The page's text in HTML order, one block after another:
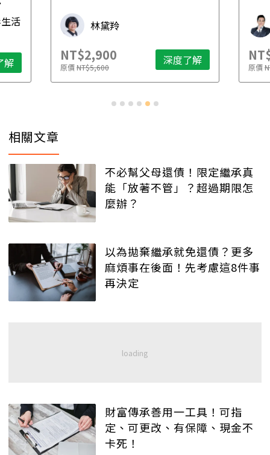
林黛羚
NT$2,900
原價 深度了解
財稅專家
NT$2,500
原價NT$4,888
相關文章
不必幫父母還債！限定繼承真
能「放著不管」？超過期限怎
麼辦？
以為拋棄繼承就免還債？更多
麻煩事在後面！先考慮這8件事
再決定
財富傳承善用一工具！可指
定、可更改、有保障、現金不
卡死！